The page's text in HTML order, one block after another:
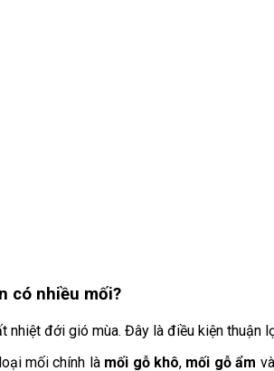
có nhiều mối?
nhiệt đới gió mùa. Đây là điều kiện thuận
mối chính là mối gỗ khô, mối gỗ ẩm và